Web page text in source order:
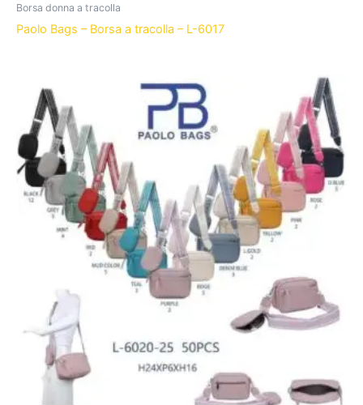
Borsa donna a tracolla
Paolo Bags – Borsa a tracolla – L-6017